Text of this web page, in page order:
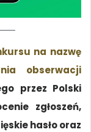
na nazwę
obserwacji
przez Polski
zgłoszeń,
hasło oraz